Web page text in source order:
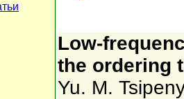
Low-
the ordering
Yu. M.